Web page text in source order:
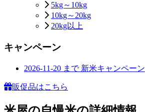
5kg～10kg
10kg～20kg
20kg以上
キャンペーン
2026-11-20 まで 新米キャンペーン
販促品はこちら